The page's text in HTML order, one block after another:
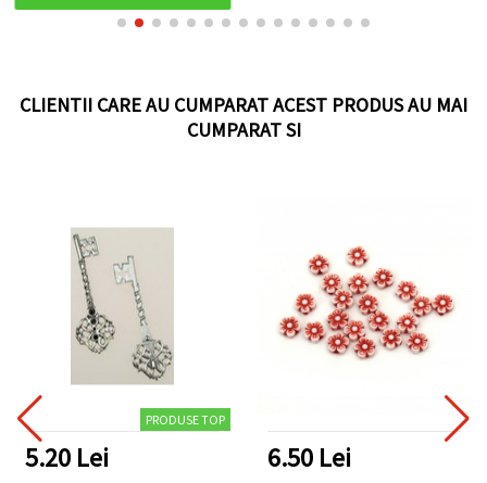
CLIENTII CARE AU CUMPARAT ACEST PRODUS AU MAI
CUMPARAT SI
PRODUSE TOP
5.20 Lei 6.50 Lei